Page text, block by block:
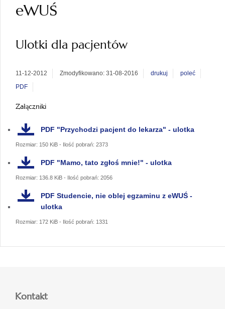
eWUŚ
Ulotki dla pacjentów
11-12-2012 Zmodyfikowano: 31-08-2016 drukuj
poleć
PDF
Załączniki
PDF "Przychodzi pacjent do lekarza" - ulotka
Rozmiar: 150 KiB - Ilość pobrań: 2373
PDF "Mamo, tato zgłoś mnie!" - ulotka
Rozmiar: 136.8 KiB - Ilość pobrań: 2056
PDF Studencie, nie oblej egzaminu z eWUŚ -
ulotka
Rozmiar: 172 KiB - Ilość pobrań: 1331
Kontakt